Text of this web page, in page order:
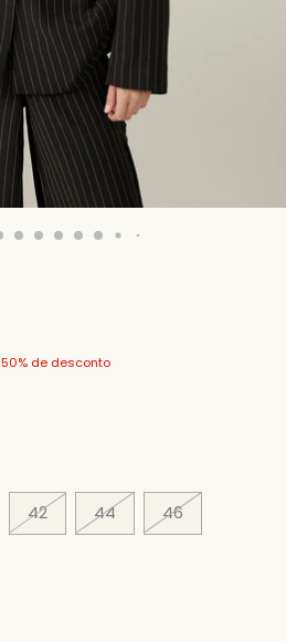
50% de desconto
42 44 46